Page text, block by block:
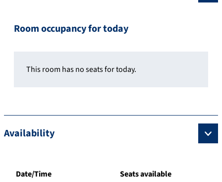
Room occupancy for today
This room has no seats for today.
Availability
Date/Time Seats available